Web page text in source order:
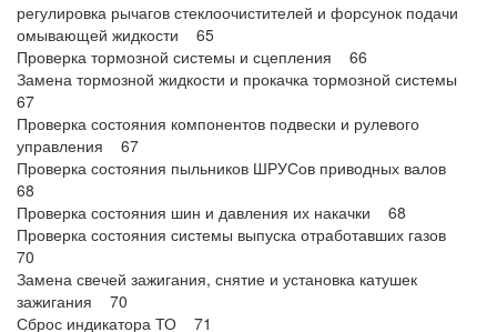
регулировка рычагов стеклоочистителей и форсунок подачи
омывающей жидкости 65
Проверка тормозной системы и сцепления 66
Замена тормозной жидкости и прокачка тормозной системы
67
Проверка состояния компонентов подвески и рулевого
управления 67
Проверка состояния пыльников ШРУСов приводных валов
68
Проверка состояния шин и давления их накачки 68
Проверка состояния системы выпуска отработавших газов
70
Замена свечей зажигания, снятие и установка катушек
зажигания 70
Сброс индикатора ТО 71